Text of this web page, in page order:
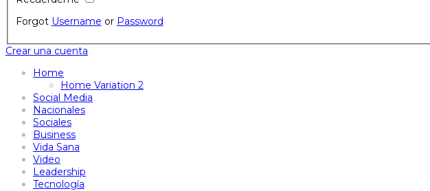
Forgot Username or Password
Crear una cuenta
Home
Home Variation 2
Social Media
Nacionales
Sociales
Business
Vida Sana
Video
Leadership
Tecnología